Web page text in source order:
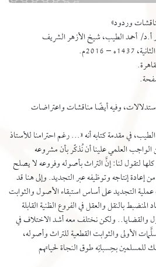
وفيه أيضًا مناقشات واعتراضات
في مقدمة كتابه أنه «... رغم احترامنا للأستاذ
العلمي علينا أن نُذكّر بأن مشروعه
لتقول لنا: إنَّ التراث بأصوله وفروعه لا يصلح
إعادة إنتاجه وتوظيفه عبر التجديد. وإلى هنا قد
التجديد على أساس استبقاء الأصول والثوابت
بالنقل والعقل في الفروع الظنية القابلة
والقضايا.. ولكن نختلف معه أشد الاختلاف في
الأولى والثوابت القطعية للتراث وأصوله،
بحِسبانِه طوق النجاة لحياتهم